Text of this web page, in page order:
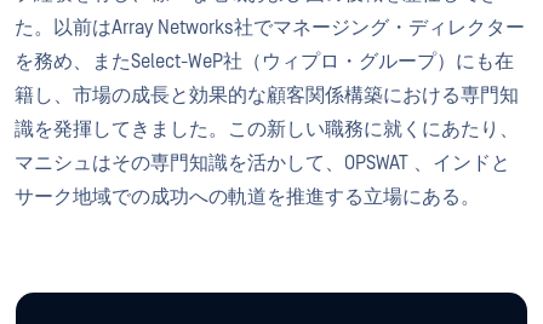
た。以前はArray Networks社でマネージング・ディレクター
を務め、またSelect-WeP社（ウィプロ・グループ）にも在
籍し、市場の成長と効果的な顧客関係構築における専門知
識を発揮してきました。この新しい職務に就くにあたり、
マニシュはその専門知識を活かして、OPSWAT 、インドと
サーク地域での成功への軌道を推進する立場にある。